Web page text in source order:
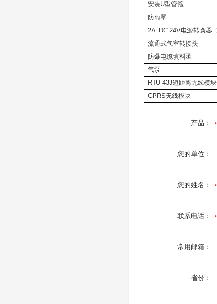
安装U型管箍
防雨罩
2A DC 24V电源转换
流通式气室转接头
防爆电缆填料函
气泵
RTU-433短距离无线模块
GPRS无线模块
产品：
您的单位：
您的姓名：
联系电话：
常用邮箱：
省份：